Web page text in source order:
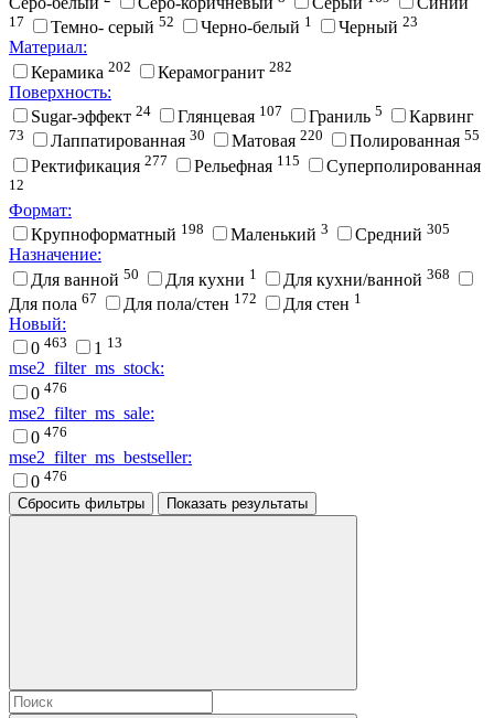
17 Темно- серый 52 Черно-белый 1 Черный 23
Материал:
Керамика 202 Керамогранит 282
Поверхность:
Sugar-эффект 24 Глянцевая 107 Граниль 5 Карвинг
73 Лаппатированная 30 Матовая 220 Полированная 55
Ректификация 277 Рельефная 115 Суперполированная
12
Формат:
Крупноформатный 198 Маленький 3 Средний 305
Назначение:
Для ванной 50 Для кухни 1 Для кухни/ванной 368
Для пола 67 Для пола/стен 172 Для стен 1
Новый:
0 463 1 13
mse2_filter_ms_stock:
0 476
mse2_filter_ms_sale:
0 476
mse2_filter_ms_bestseller:
0 476
Сбросить фильтры
Показать результаты